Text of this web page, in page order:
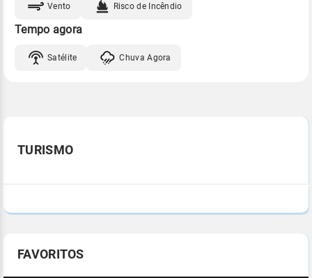
Vento Risco de Incêndio
Tempo agora
Satélite Chuva Agora
TURISMO
FAVORITOS